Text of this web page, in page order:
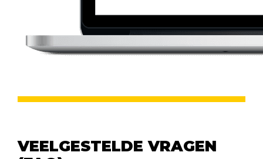
VEELGESTELDE VRAGEN